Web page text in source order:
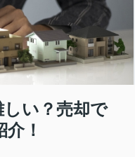
い？売却で
！